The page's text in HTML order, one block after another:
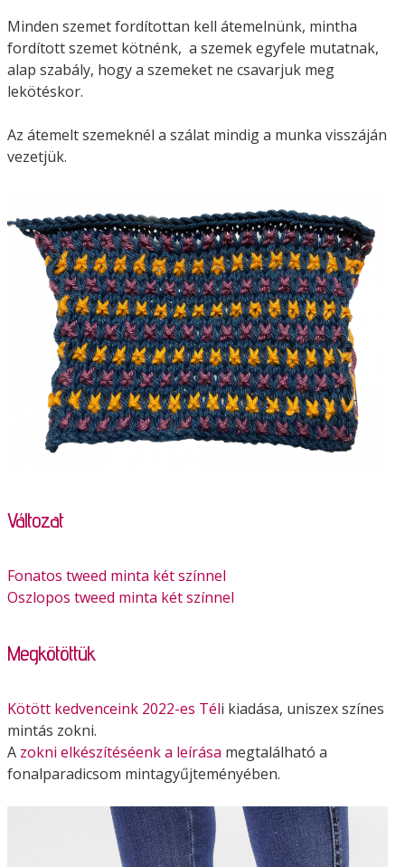
Minden szemet fordítottan kell átemelnünk, mintha
fordított szemet kötnénk, a szemek egyfele mutatnak,
alap szabály, hogy a szemeket ne csavarjuk meg
lekötéskor.
Az átemelt szemeknél a szálat mindig a munka visszáján
vezetjük.
Változat
Fonatos tweed minta két színnel
Oszlopos tweed minta két színnel
Megkötöttük
Kötött kedvenceink 2022-es Téli kiadása, uniszex színes
mintás zokni.
A zokni elkészítéséenk a leírása megtalálható a
fonalparadicsom mintagyűjteményében.